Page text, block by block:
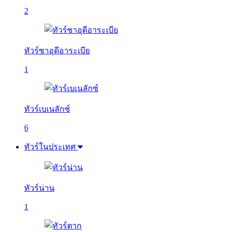
2
ทัวร์ซาอุดีอาระเบีย
1
ทัวร์เบเนลักซ์
6
ทัวร์ในประเทศ
ทัวร์น่าน
1